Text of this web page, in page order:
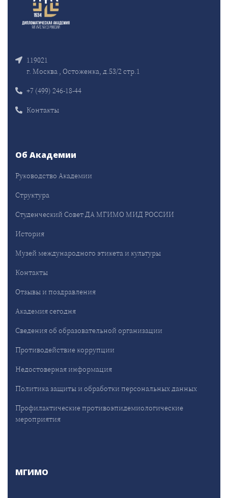
119021
г. Москва , Остоженка, д.53/2 стр.1
+7 (499) 246-18-44
Контакты
Об Академии
Руководство Академии
Структура
Студенческий Совет ДА МГИМО МИД РОССИИ
История
Музей международного этикета и культуры
Контакты
Отзывы и поздравления
Академия сегодня
Сведения об образовательной организации
Противодействие коррупции
Недостоверная информация
Политика защиты и обработки персональных данных
Профилактические противоэпидемиологические
мероприятия
МГИМО